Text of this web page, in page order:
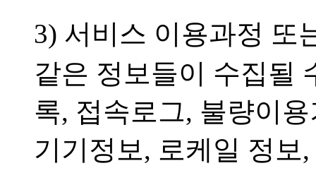
3) 서비스 이용과정 또
같은 정보들이 수집될
록, 접속로그, 불량이
기기정보, 로케일 정보